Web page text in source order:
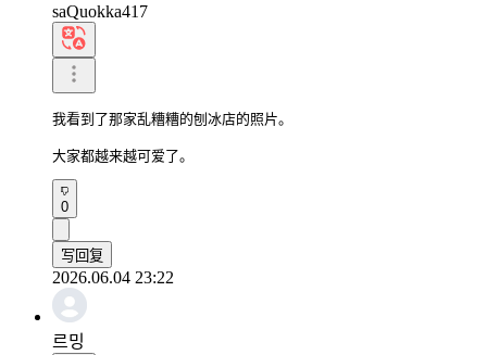
saQuokka417
我看到了那家乱糟糟的刨冰店的照片。
大家都越来越可爱了。
0
写回复
2026.06.04 23:22
르밍